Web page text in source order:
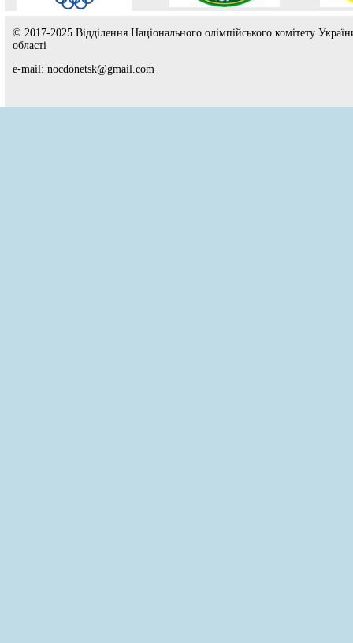
© 2017-2025 Відділення Національного олімпійського комітету
області
e-mail: nocdonetsk@gmail.com